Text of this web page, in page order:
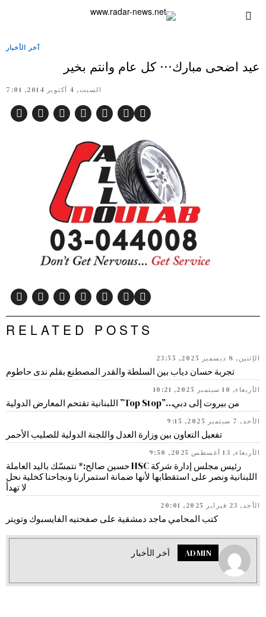
آخر الأخبار
عيد اضحى مبارك… كل عام وانتم بخير
السبت, 4 أكتوبر 2014, 7:01
RELATED POSTS
الإثنين, 8 ديسمبر 2025, 23:55
تجربة حسان دياب بين السلطة والقدر المصطنع بقلم ندى حاطوم
الأربعاء, 10 سبتمبر 2025, 10:21
من بيروت إلى دبي…”Top Stop” اللبنانية تقتحم المعارض الدولية
الأحد, 7 سبتمبر 2025, 9:15
تفعيل التعاون بين وزارة العدل واللجنة الدولية للصليب الأحمر
الأربعاء, 13 أغسطس 2025, 9:50
رئيس مجلس إدارة شركة HSC حسين صالح:* نتمسّك باليد العاملة
اللبنانية ونصر على استقطابها لأنها ضمانة استمرارنا ونجاحنا كخلية نحل
لا تهدأ
الأحد, 23 فبراير 2025, 20:01
كتب المحامي ماجد دمشقية على صفحتيه الفايسبوك وتويتر
ADMIN اَخر الأخبار